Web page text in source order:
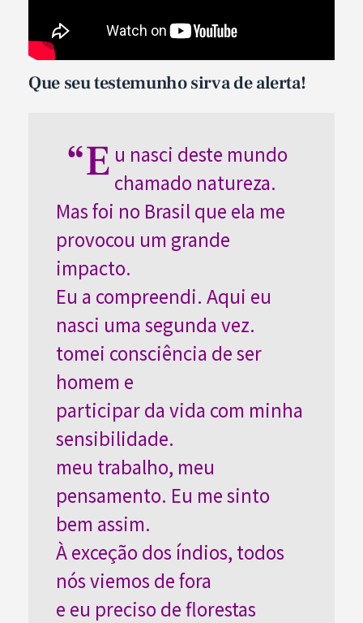
Que seu testemunho sirva de alerta!
“E u nasci deste mundo
chamado natureza.
Mas foi no Brasil que ela me
provocou um grande
impacto.
Eu a compreendi. Aqui eu
nasci uma segunda vez.
tomei consciência de ser
homem e
participar da vida com minha
sensibilidade.
meu trabalho, meu
pensamento. Eu me sinto
bem assim.
À exceção dos índios, todos
nós viemos de fora
e eu preciso de florestas